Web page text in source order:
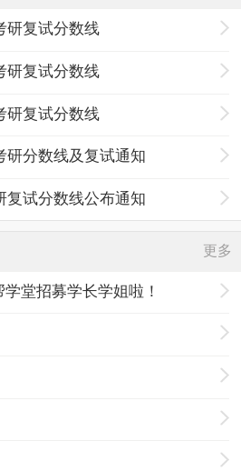
研复试分数线
研复试分数线
研复试分数线
研分数线及复试通知
复试分数线公布通知
更多
学堂招募学长学姐啦！